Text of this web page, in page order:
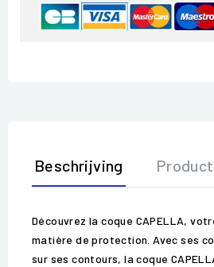
Beschrijving
Découvrez la coque CAPELLA,
matière de protection. Avec ses
sur ses contours, la coque